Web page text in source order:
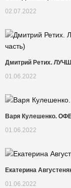
02.07.2022
Дмитрий Ретих.
01.06.2022
Варя Кулешенко.
01.06.2022
Екатерина
01.06.2022